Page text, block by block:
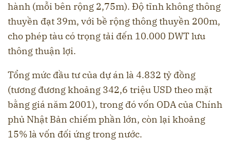
hành (mỗi bên rộng 2,75m). Độ tĩnh không thông
thuyền đạt 39m, với bề rộng thông thuyền 200m,
cho phép tàu có trọng tải đến 10.000 DWT lưu
thông thuận lợi.
Tổng mức đầu tư của dự án là 4.832 tỷ đồng
(tương đương khoảng 342,6 triệu USD theo mặt
bằng giá năm 2001), trong đó vốn ODA của Chính
phủ Nhật Bản chiếm phần lớn, còn lại khoảng
15% là vốn đối ứng trong nước.